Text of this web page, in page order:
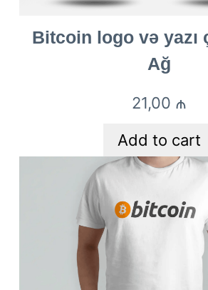
Bitcoin logo və yazı
Ağ
21,00 ₼
Add to cart